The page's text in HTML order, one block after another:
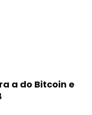
a do Bitcoin e